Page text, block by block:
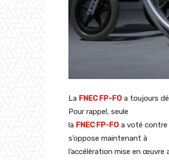
La FNEC FP-FO a toujours
Pour rappel, seule
la FNEC FP-FO a voté contre
s’oppose maintenant à
l’accélération mise en œuvre